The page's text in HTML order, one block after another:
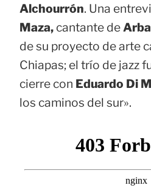
Alchourrón. Una
Maza, cantante de
de su proyecto de arte
Chiapas; el trío de jazz
cierre con Eduardo Di
los caminos del sur».